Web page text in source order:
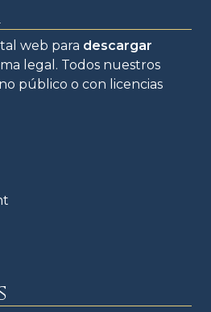
web para descargar
legal. Todos nuestros
público o con licencias